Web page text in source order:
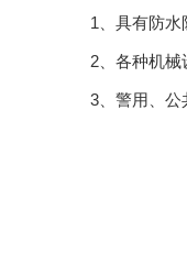
1、具有防水防
2、各种机械设
3、警用、公共